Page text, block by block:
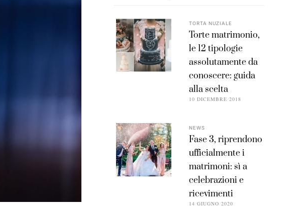
TORTA NUZIALE
Torte matrimonio,
le 12 tipologie
assolutamente da
conoscere: guida
alla scelta
10 DICEMBRE 2018
NEWS
Fase 3, riprendono
ufficialmente i
matrimoni: sì a
celebrazioni e
ricevimenti
14 GIUGNO 2020